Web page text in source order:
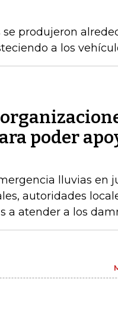
se produjeron
a los
poder
lluvias en
autoridades
a atender a los